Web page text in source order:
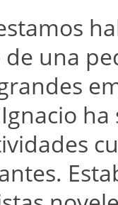
una